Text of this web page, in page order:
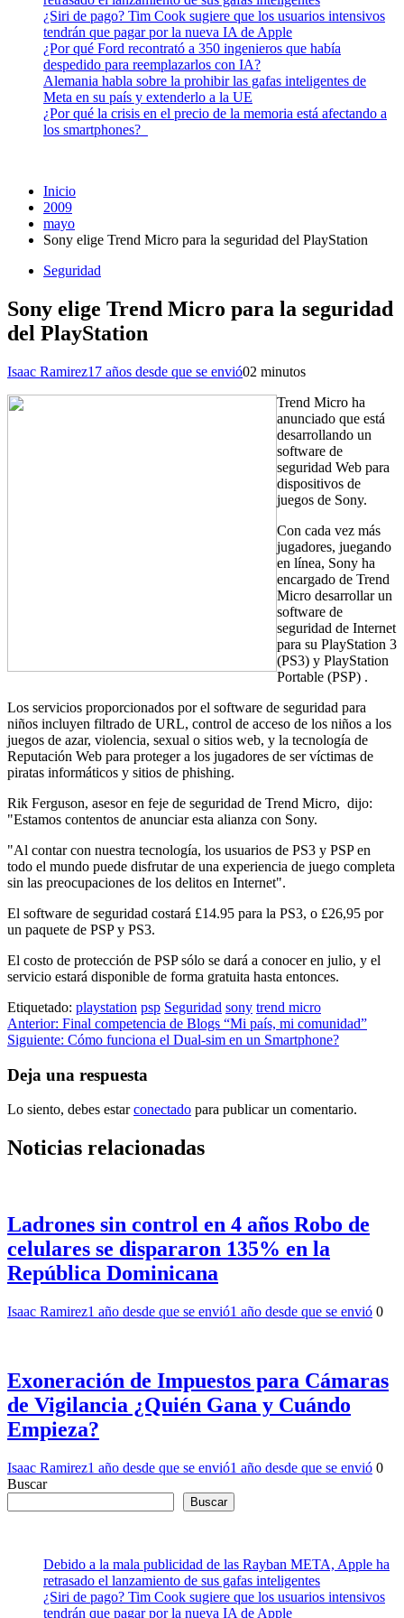
¿Siri de pago? Tim Cook sugiere que los usuarios intensivos
tendrán que pagar por la nueva IA de Apple
¿Por qué Ford recontrató a 350 ingenieros que había
despedido para reemplazarlos con IA?
Alemania habla sobre la prohibir las gafas inteligentes de
Meta en su país y extenderlo a la UE
¿Por qué la crisis en el precio de la memoria está afectando a
los smartphones?
Inicio
2009
mayo
Sony elige Trend Micro para la seguridad del PlayStation
Seguridad
Sony elige Trend Micro para la seguridad
del PlayStation
Isaac Ramirez17 años desde que se envió02 minutos
Trend Micro ha
anunciado que está
desarrollando un
software de
seguridad Web para
dispositivos de
juegos de Sony.
Con cada vez más
jugadores, juegando
en línea, Sony ha
encargado de Trend
Micro desarrollar un
software de
seguridad de Internet
para su PlayStation 3
(PS3) y PlayStation
Portable (PSP) .
Los servicios proporcionados por el software de seguridad para
niños incluyen filtrado de URL, control de acceso de los niños a los
juegos de azar, violencia, sexual o sitios web, y la tecnología de
Reputación Web para proteger a los jugadores de ser víctimas de
piratas informáticos y sitios de phishing.
Rik Ferguson, asesor en feje de seguridad de Trend Micro, dijo:
"Estamos contentos de anunciar esta alianza con Sony.
"Al contar con nuestra tecnología, los usuarios de PS3 y PSP en
todo el mundo puede disfrutar de una experiencia de juego completa
sin las preocupaciones de los delitos en Internet".
El software de seguridad costará £14.95 para la PS3, o £26,95 por
un paquete de PSP y PS3.
El costo de protección de PSP sólo se dará a conocer en julio, y el
servicio estará disponible de forma gratuita hasta entonces.
Etiquetado: playstation psp Seguridad sony trend micro
Navegación
de
entradas
Anterior: Final competencia de Blogs “Mi país, mi comunidad”
Siguiente: Cómo funciona el Dual-sim en un Smartphone?
Deja una respuesta
Lo siento, debes estarconectado para publicar un comentario.
Noticias relacionadas
Ladrones sin control en 4 años Robo de
celulares se dispararon 135% en la
República Dominicana
Isaac Ramirez1 año desde que se envió1 año desde que se envió 0
Exoneración de Impuestos para Cámaras
de Vigilancia ¿Quién Gana y Cuándo
Empieza?
Isaac Ramirez1 año desde que se envió1 año desde que se envió 0
Buscar
Buscar
Debido a la mala publicidad de las Rayban META, Apple ha
retrasado el lanzamiento de sus gafas inteligentes
¿Siri de pago? Tim Cook sugiere que los usuarios intensivos
tendrán que pagar por la nueva IA de Apple